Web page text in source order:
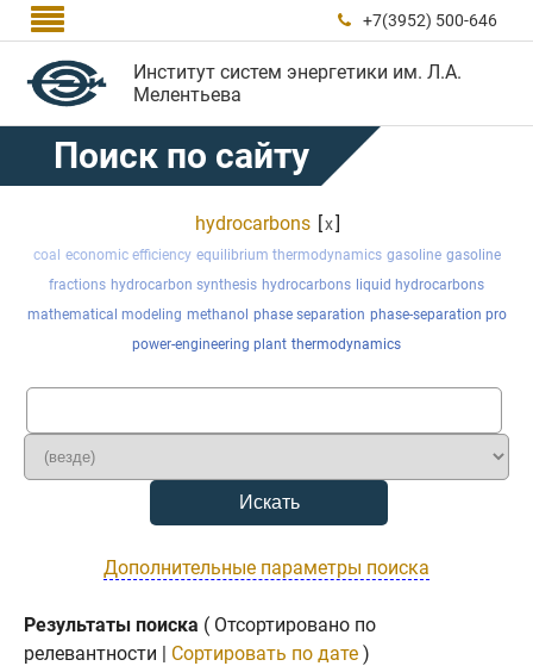
  +7(3952) 500-646
Институт систем энергетики им. Л.А.
Мелентьева
Поиск по сайту
hydrocarbons [x]
coal economic efficiency equilibrium thermodynamics gasoline gasoline
fractions hydrocarbon synthesis hydrocarbons liquid hydrocarbons
mathematical modeling methanol phase separation phase-separation pro
power-engineering plant thermodynamics
Дополнительные параметры поиска
Результаты поиска ( Отсортировано по
релевантности | Сортировать по дате )